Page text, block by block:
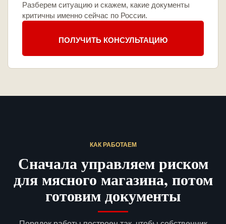
Разберем ситуацию и скажем, какие документы
критичны именно сейчас по России.
ПОЛУЧИТЬ КОНСУЛЬТАЦИЮ
КАК РАБОТАЕМ
Сначала управляем риском
для мясного магазина, потом
готовим документы